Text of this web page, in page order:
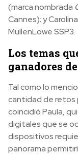
(marca nombrada
Cannes); y
MullenLowe SSP3.
Los temas
ganadores
Tal como lo
cantidad de retos
coincidió Paula,
digitales que se
dispositivos
panorama